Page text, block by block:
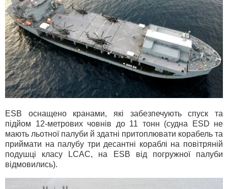
ESB оснащено кранами, які забезпечують спуск та
підйом 12-метрових човнів до 11 тонн (судна ESD не
мають льотної палуби й здатні притоплювати корабель та
приймати на палубу три десантні кораблі на повітряній
подушці класу LCAC, на ESB від погружної палуби
відмовились).